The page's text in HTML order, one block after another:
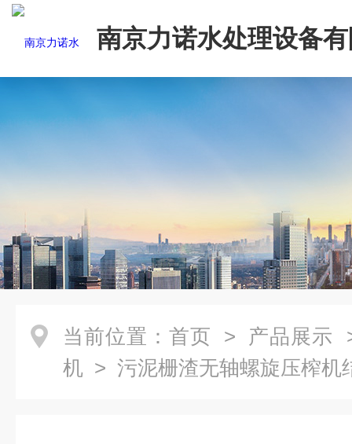
南京力诺水处理设备
当前位置： 首页 > 产品展示
机 > 污泥栅渣无轴螺旋压榨机